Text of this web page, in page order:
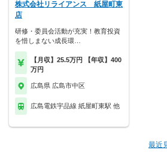
株式会社リライアンス 紙屋町東
店
研修・委員会活動が充実！教育投資
を惜しまない成長環…
【月収】25.5万円 【年収】400
万円
広島県 広島市中区
広島電鉄宇品線 紙屋町東駅 他
最近